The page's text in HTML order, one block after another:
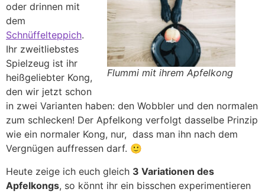
Flummi mit ihrem Apfelkong
oder drinnen mit
dem
Schnüffelteppich.
Ihr zweitliebstes
Spielzeug ist ihr
heißgeliebter Kong,
den wir jetzt schon
in zwei Varianten haben: den Wobbler und den normalen
zum schlecken! Der Apfelkong verfolgt dasselbe Prinzip
wie ein normaler Kong, nur, dass man ihn nach dem
Vergnügen auffressen darf. 🙂
Heute zeige ich euch gleich 3 Variationen des
Apfelkongs, so könnt ihr ein bisschen experimentieren